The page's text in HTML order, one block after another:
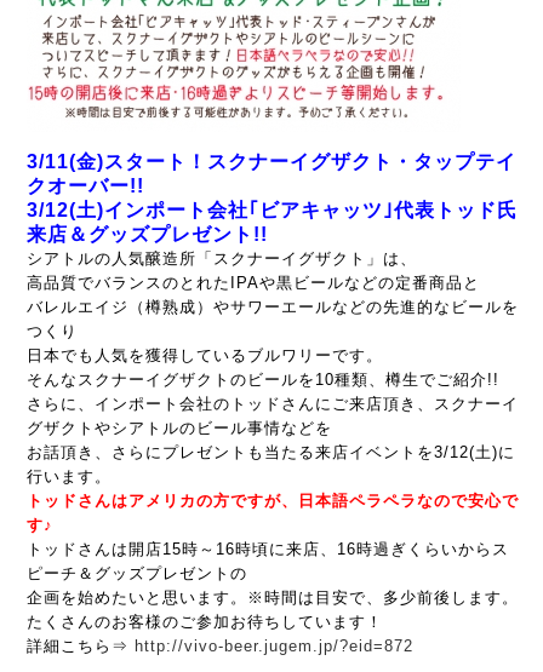
3/11(金)スタート！スクナーイグザクト・タップテイ
クオーバー!!
3/12(土)インポート会社｢ビアキャッツ｣代表トッド氏
来店＆グッズプレゼント!!
シアトルの人気醸造所「スクナーイグザクト」は、
高品質でバランスのとれたIPAや黒ビールなどの定番商品と
バレルエイジ（樽熟成）やサワーエールなどの先進的なビールを
つくり
日本でも人気を獲得しているブルワリーです。
そんなスクナーイグザクトのビールを 10種類、樽生でご紹介!!
さらに、インポート会社のトッドさんにご来店頂き、スクナーイ
グザクトやシアトルのビール事情などを
お話頂き、さらにプレゼントも当たる来店イベントを3/12(土)に
行います。
トッドさんはアメリカの方ですが、日本語ペラペラなので安心で
す♪
トッドさんは開店15時～16時頃に来店、16時過ぎくらいからス
ピーチ＆グッズプレゼントの
企画を始めたいと思います。※時間は目安で、多少前後します。
たくさんのお客様のご参加お待ちしています！
詳細こちら⇒ http://vivo-beer.jugem.jp/?eid=872